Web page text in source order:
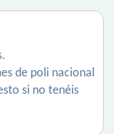
de poli nacional
si no tenéis